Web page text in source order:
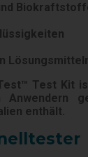
Test
Anwendern
enthält.